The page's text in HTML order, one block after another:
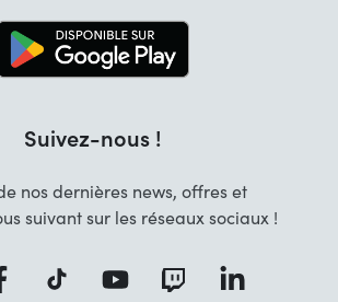
Suivez-nous !
nos dernières news, offres et
suivant sur les réseaux sociaux !